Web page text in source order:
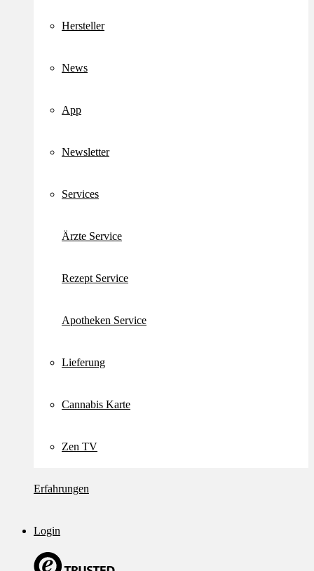
Hersteller
News
App
Newsletter
Services
Ärzte Service
Rezept Service
Apotheken Service
Lieferung
Cannabis Karte
Zen TV
Erfahrungen
Login